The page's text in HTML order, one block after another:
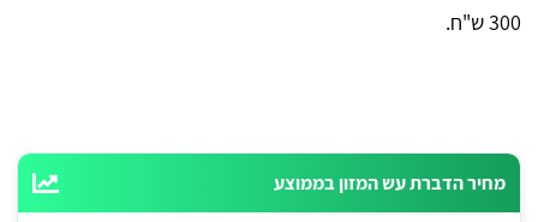
300 ש"ח.
מחיר הדברת עש המזון בממוצע